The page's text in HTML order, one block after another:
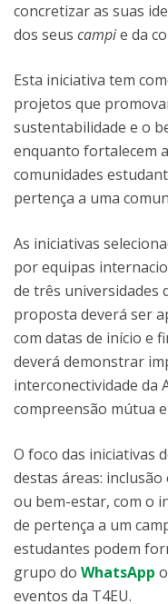
concretizar as suas
dos seus campie da
Esta iniciativa tem
projetos que
sustentabilidade e o
enquanto fortalecem
comunidades
pertença a uma
As iniciativas
por equipas
de três universidades
proposta deverá ser
com datas de início e
deverá demonstrar
interconectividade da
compreensão mútua
O foco das iniciativas
destas áreas:
ou bem-estar, com o
de pertença a um
estudantes podem
grupo do WhatsApp
eventos da T4EU.